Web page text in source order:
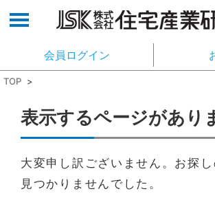
会員ログイン
TOP >
表示するページがあり
大変申し訳ございません。お探
見つかりませんでした。